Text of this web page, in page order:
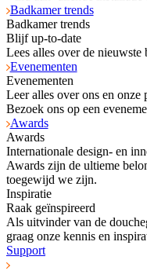
Badkamer trends
Badkamer trends
Blijf up-to-date
Lees alles over de nieuwste
Evenementen
Evenementen
Leer alles over ons en onze
Bezoek ons op een
Awards
Awards
Internationale design- en
Awards zijn de ultieme
toegewijd we zijn.
Inspiratie
Raak geïnspireerd
Als uitvinder van de
graag onze kennis en
Support